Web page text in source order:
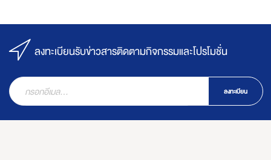
ลงทะเบียนรับข่าวสารติดตามกิจกรรมและโปรโมชั่น
ลงทะเบียน